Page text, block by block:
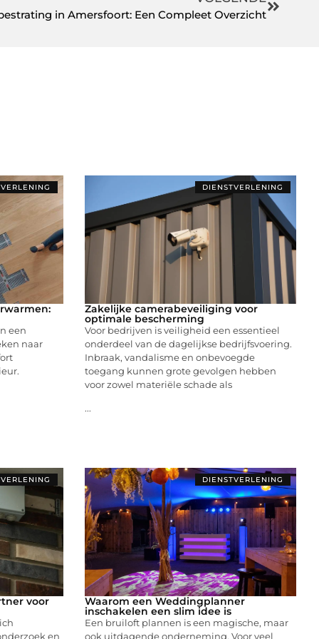
in Amersfoort: Een Compleet Overzicht
een
naar
DIENSTVERLENING
Zakelijke camerabeveiliging voor
optimale bescherming
Voor bedrijven is veiligheid een essentieel
onderdeel van de dagelijkse bedrijfsvoering.
Inbraak, vandalisme en onbevoegde
toegang kunnen grote gevolgen hebben
voor zowel materiële schade als
...
voor
en
DIENSTVERLENING
Waarom een Weddingplanner
inschakelen een slim idee is
Een bruiloft plannen is een magische, maar
ook uitdagende onderneming. Voor veel